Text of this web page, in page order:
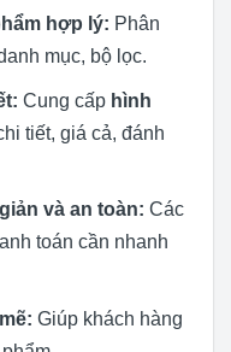
hợp lý: Phân
mục, bộ lọc.
Cung cấp hình
tiết, giá cả, đánh
và an toàn: Các
toán cần nhanh
Giúp khách hàng